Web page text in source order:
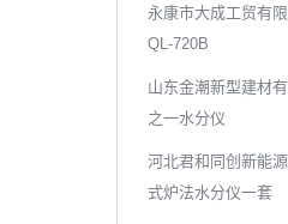
永康市大成工贸有
QL-720B
山东金潮新型建材
之一水分仪
河北君和同创新能
式炉法水分仪一套